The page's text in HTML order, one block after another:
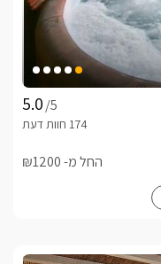
/5
החל מ- ₪1200